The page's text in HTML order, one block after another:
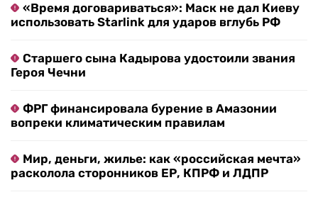
«Время договариваться»: Маск не дал Киеву
использовать Starlink для ударов вглубь РФ
Старшего сына Кадырова удостоили звания
Героя Чечни
ФРГ финансировала бурение в Амазонии
вопреки климатическим правилам
Мир, деньги, жилье: как «российская мечта»
расколола сторонников ЕР, КПРФ и ЛДПР